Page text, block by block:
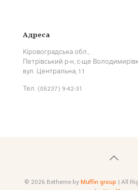
Адреса
Кіровоградська обл.,
Петрівський р-н, с-ще
вул. Центральна, 11
Тел. (05237) 9-42-31
© 2026 Betheme byMuffin group | All